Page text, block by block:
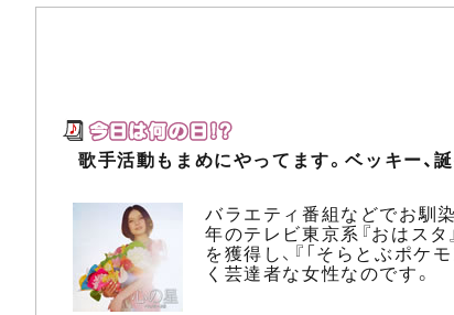
歌手活動もまめにやってます。ベッキー、
バラエティ番組などでお馴
年のテレビ東京系『おはス
を獲得し、『「そらとぶポ
く芸達者な女性なのです。